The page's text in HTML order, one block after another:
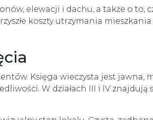
elewacji i dachu, a także o to,
koszty utrzymania
Księga wieczysta jest jawna,
W działach III i IV